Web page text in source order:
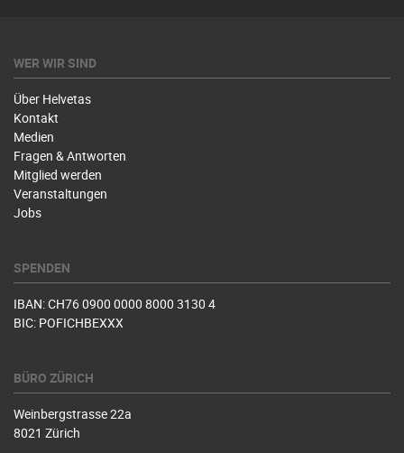
WER WIR SIND
Über Helvetas
Kontakt
Medien
Fragen & Antworten
Mitglied werden
Veranstaltungen
Jobs
SPENDEN
IBAN: CH76 0900 0000 8000 3130 4
BIC: POFICHBEXXX
BÜRO ZÜRICH
Weinbergstrasse 22a
8021 Zürich